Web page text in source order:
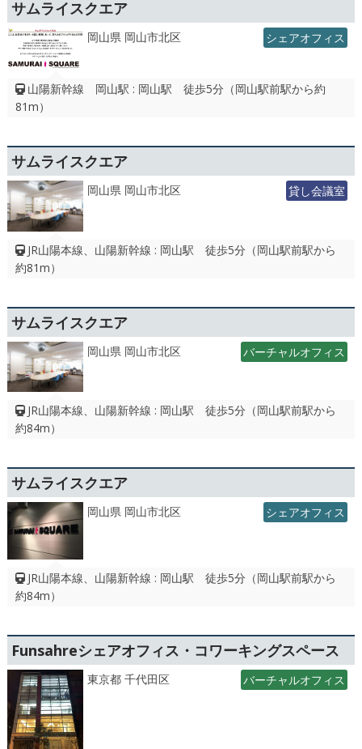
サムライスクエア
岡山県 岡山市北区 シェアオフィス
山陽新幹線 岡山駅 : 岡山駅 徒歩5分（岡山駅前駅から約
81m）
サムライスクエア
岡山県 岡山市北区 貸し会議室
JR山陽本線、山陽新幹線 : 岡山駅 徒歩5分（岡山駅前駅から
約81m）
サムライスクエア
岡山県 岡山市北区 バーチャルオフィス
JR山陽本線、山陽新幹線 : 岡山駅 徒歩5分（岡山駅前駅から
約84m）
サムライスクエア
岡山県 岡山市北区 シェアオフィス
JR山陽本線、山陽新幹線 : 岡山駅 徒歩5分（岡山駅前駅から
約84m）
Funsahreシェアオフィス・コワーキングスペース
東京都 千代田区 バーチャルオフィス